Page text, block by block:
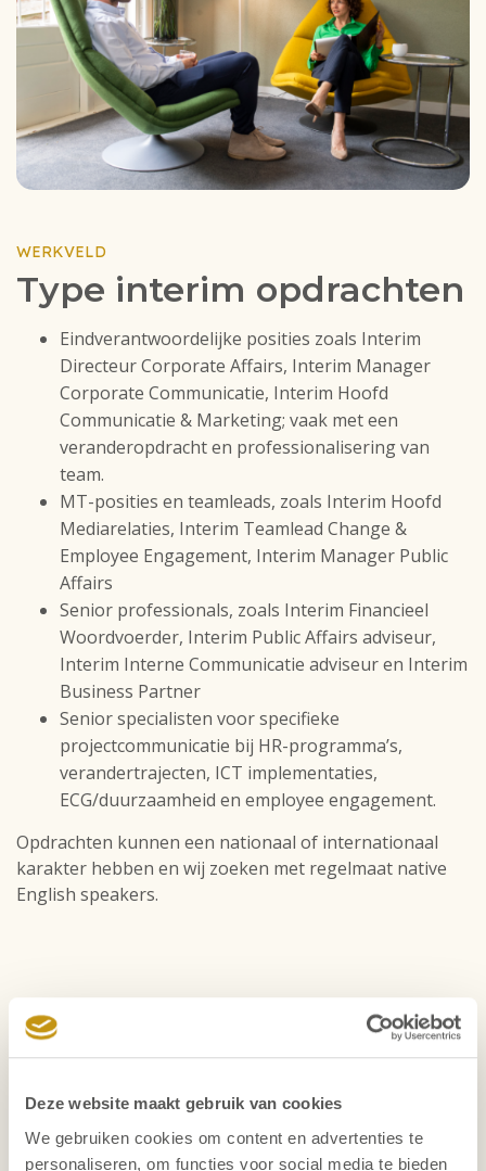
Deze website maakt gebruik van cookies
We gebruiken cookies om content en advertenties te
personaliseren, om functies voor social media te bieden
WERKVELD
Type interim opdrachten
Eindverantwoordelijke posities zoals Interim
Directeur Corporate Affairs, Interim Manager
Corporate Communicatie, Interim Hoofd
Communicatie & Marketing; vaak met een
veranderopdracht en professionalisering van
team.
MT-posities en teamleads, zoals Interim Hoofd
Mediarelaties, Interim Teamlead Change &
Employee Engagement, Interim Manager Public
Affairs
Senior professionals, zoals Interim Financieel
Woordvoerder, Interim Public Affairs adviseur,
Interim Interne Communicatie adviseur en Interim
Business Partner
Senior specialisten voor specifieke
projectcommunicatie bij HR-programma’s,
verandertrajecten, ICT implementaties,
ECG/duurzaamheid en employee engagement.
Opdrachten kunnen een nationaal of internationaal
karakter hebben en wij zoeken met regelmaat native
English speakers.